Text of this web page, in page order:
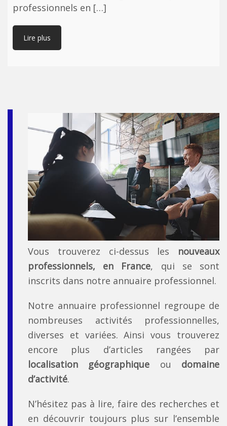
professionnels en […]
Lire plus
Vous trouverez ci-dessus les nouveaux
professionnels, en France, qui se sont
inscrits dans notre annuaire professionnel.
Notre annuaire professionnel regroupe de
nombreuses activités professionnelles,
diverses et variées. Ainsi vous trouverez
encore plus d’articles rangées par
localisation géographique ou domaine
d’activité.
N’hésitez pas à lire, faire des recherches et
en découvrir toujours plus sur l’ensemble